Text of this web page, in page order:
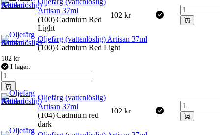
Oljefärg (vattenlöslig)
Artisan 37ml
(100) Cadmium Red
Light
102 kr
Oljefärg (vattenlöslig) Artisan 37ml
(100) Cadmium Red Light
102 kr
I lager:
Oljefärg (vattenlöslig)
Artisan 37ml
(104) Cadmium red
dark
102 kr